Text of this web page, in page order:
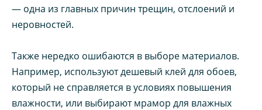
— одна из главных причин трещин, отслоений и
неровностей.
Также нередко ошибаются в выборе материалов.
Например, используют дешевый клей для обоев,
который не справляется в условиях повышения
влажности, или выбирают мрамор для влажных